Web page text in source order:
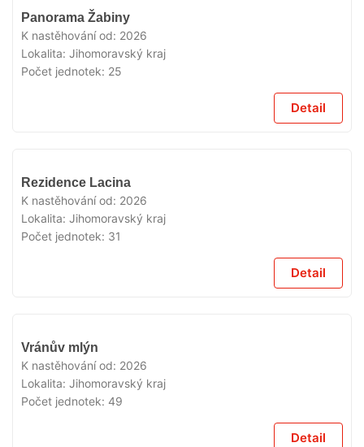
Panorama Žabiny
K nastěhování od: 2026
Lokalita: Jihomoravský kraj
Počet jednotek: 25
Detail
Rezidence Lacina
K nastěhování od: 2026
Lokalita: Jihomoravský kraj
Počet jednotek: 31
Detail
Vránův mlýn
K nastěhování od: 2026
Lokalita: Jihomoravský kraj
Počet jednotek: 49
Detail